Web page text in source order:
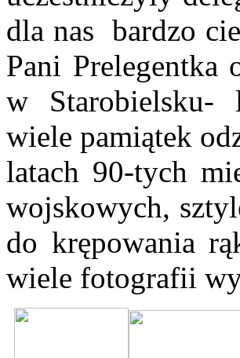
dla nas bardzo
Pani Prelegentka
w Starobielsku-
wiele pamiątek
latach 90-tych
wojskowych,
do krępowania
wiele fotografii